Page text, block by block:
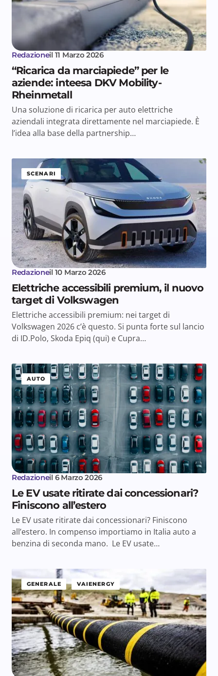
Redazioneil 11 Marzo 2026
“Ricarica da marciapiede” per le
aziende: inteesa DKV Mobility-
Rheinmetall
Una soluzione di ricarica per auto elettriche
aziendali integrata direttamente nel marciapiede. È
l’idea alla base della partnership…
SCENARI
Redazioneil 10 Marzo 2026
Elettriche accessibili premium, il nuovo
target di Volkswagen
Elettriche accessibili premium: nei target di
Volkswagen 2026 c’è questo. Si punta forte sul lancio
di ID.Polo, Skoda Epiq (qui) e Cupra…
AUTO
Redazioneil 6 Marzo 2026
Le EV usate ritirate dai concessionari?
Finiscono all’estero
Le EV usate ritirate dai concessionari? Finiscono
all’estero. In compenso importiamo in Italia auto a
benzina di seconda mano. Le EV usate…
GENERALE VAIENERGY